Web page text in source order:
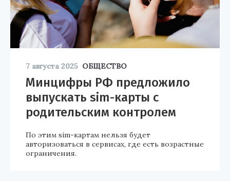
7 августа 2025 ОБЩЕСТВО
Минцифры РФ предложило
выпускать sim-карты с
родительским контролем
По этим sim-картам нельзя будет
авторизоваться в сервисах, где есть возрастные
ограничения.